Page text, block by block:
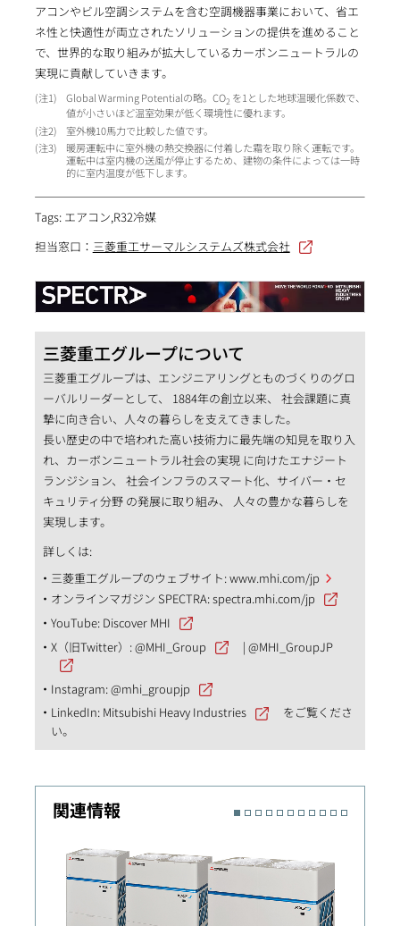
アコンやビル空調システムを含む空調機器事業において、省エ
ネ性と快適性が両立されたソリューションの提供を進めること
で、世界的な取り組みが拡大しているカーボンニュートラルの
実現に貢献していきます。
1 Global Warming Potentialの略。CO2 を1とした地球温暖化係数で、
値が小さいほど温室効果が低く環境性に優れます。
2
室外機10馬力で比較した値です。
3
暖房運転中に室外機の熱交換器に付着した霜を取り除く運転です。
運転中は室内機の送風が停止するため、建物の条件によっては一時
的に室内温度が低下します。
Tags: エアコン,R32冷媒
担当窓口： 三菱重工サーマルシステムズ株式会社
三菱重工グループについて
三菱重工グループは、エンジニアリングとものづくりのグロ
ーバルリーダーとして、 1884年の創立以来、 社会課題に真
摯に向き合い、人々の暮らしを支えてきました。
長い歴史の中で培われた高い技術力に最先端の知見を取り入
れ、カーボンニュートラル社会の実現 に向けたエナジート
ランジション、 社会インフラのスマート化、サイバー・セ
キュリティ分野 の発展に取り組み、 人々の豊かな暮らしを
実現します。
詳しくは:
三菱重工グループのウェブサイト:www.mhi.com/jp
オンラインマガジン SPECTRA:spectra.mhi.com/jp
YouTube: Discover MHI
X（旧Twitter）:@MHI_Group |@MHI_GroupJP
Instagram:@mhi_groupjp
LinkedIn: Mitsubishi Heavy Industries
をご覧くださ
い。
関連情報